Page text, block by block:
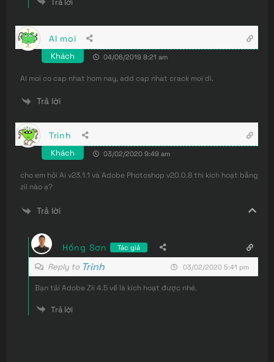
Trả lời
AI moi
Khách 04/06/2019 8:21 am
AI moi co cap nhat hom nay, add cap nhat crack moi di.
Trả lời
Trinh
Khách 03/02/2020 9:49 am
cho em hỏi Ai v23.1.1 và Adobe Photoshop v20.0.8 thì kích hoạt bằng
zii nào ạ?
Trả lời
Hồng Sơn Tác giả
Reply to Trinh 03/02/2020 5:41 pm
Bạn tải Adobe Zii 4.5 về là kích hoạt được nhé.
Trả lời